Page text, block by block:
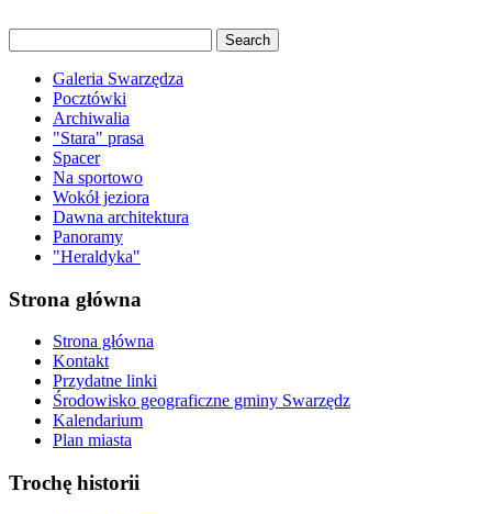
Galeria Swarzędza
Pocztówki
Archiwalia
"Stara" prasa
Spacer
Na sportowo
Wokół jeziora
Dawna architektura
Panoramy
"Heraldyka"
Strona główna
Strona główna
Kontakt
Przydatne linki
Środowisko geograficzne gminy Swarzędz
Kalendarium
Plan miasta
Trochę historii